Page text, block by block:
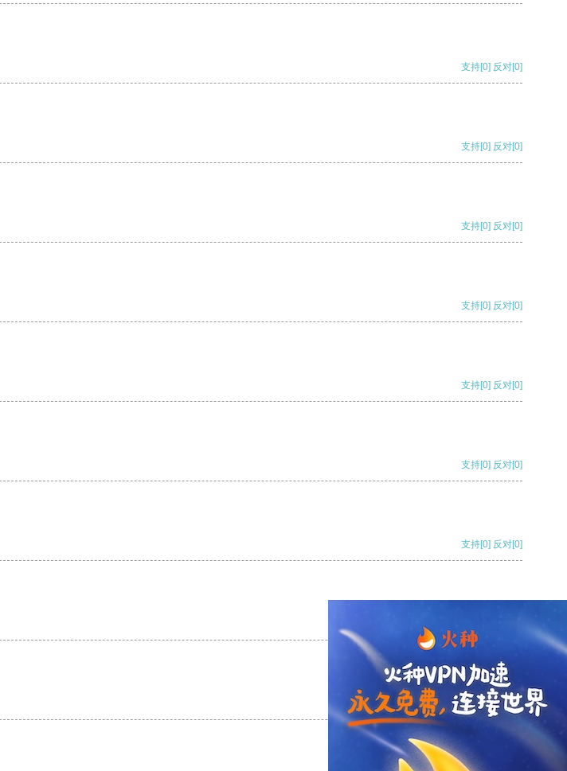
支持[0] 反对[0]
支持[0] 反对[0]
支持[0] 反对[0]
支持[0] 反对[0]
支持[0] 反对[0]
支持[0] 反对[0]
支持[0] 反对[0]
支持 [0] 反对[0]